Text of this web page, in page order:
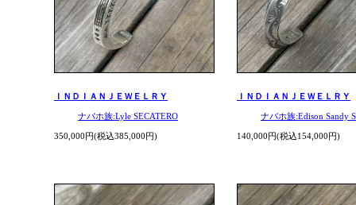
ＩＮＤＩＡＮＪＥＷＥＬＲＹ
ナバホ族:Lyle SECATERO
350,000円(税込385,000円)
ＩＮＤＩＡＮＪＥＷＥＬＲＹ
ナバホ族:Edison Sandy
140,000円(税込154,000円)